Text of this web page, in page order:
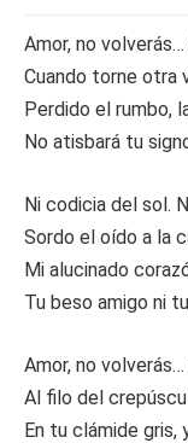
Amor, no
Cuando torne otra
Perdido el rumbo,
No atisbará tu
Ni codicia del sol.
Sordo el oído a la
Mi alucinado
Tu beso amigo ni
Amor, no
Al filo del
En tu clámide gris,